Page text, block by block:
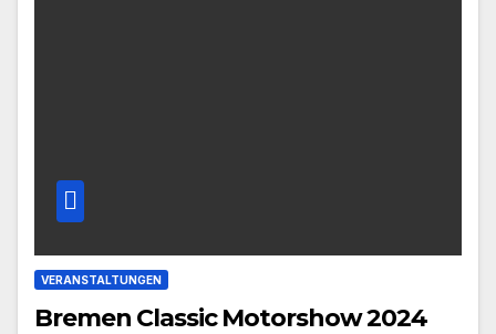
VERANSTALTUNGEN
Bremen Classic Motorshow 2024